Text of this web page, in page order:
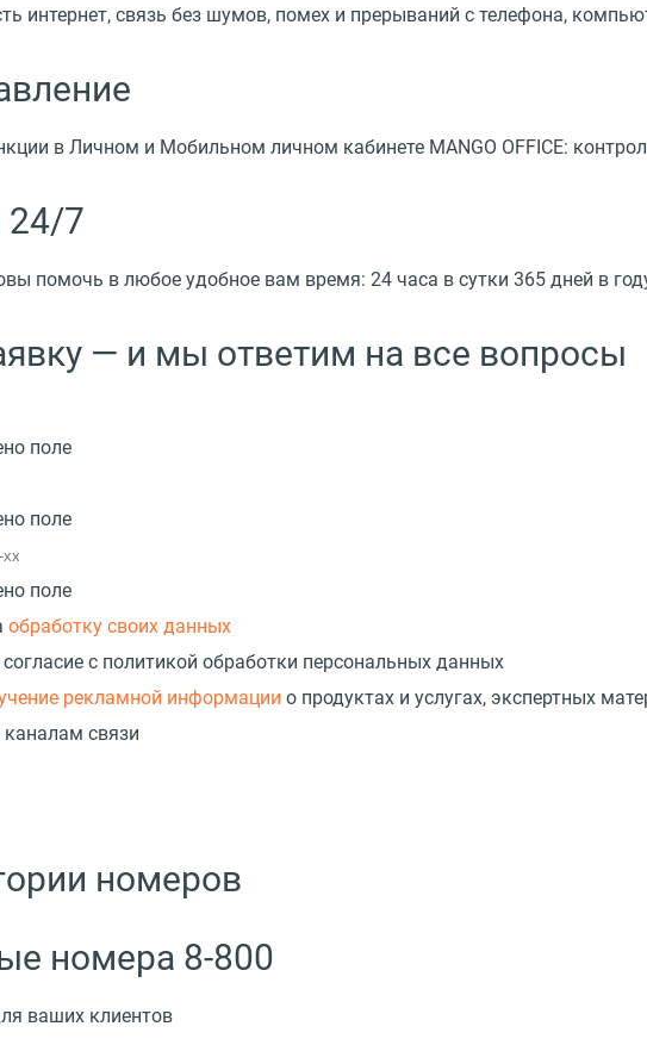
интернет, связь без шумов, помех и прерываний с телефона,
в Личном и Мобильном личном кабинете MANGO OFFICE:
24/7
помочь в любое удобное вам время: 24 часа в сутки 365 дней в
— и мы ответим на все вопросы
поле
поле
поле
обработку своих данных
с политикой обработки персональных данных
рекламной информации о продуктах и услугах, экспертных
связи
номеров
номера 8-800
ваших клиентов